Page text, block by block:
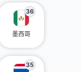
36
墨西哥
35